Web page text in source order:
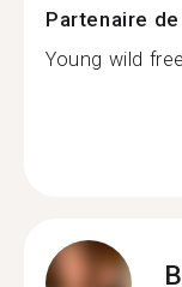
Partenaire
Young wild